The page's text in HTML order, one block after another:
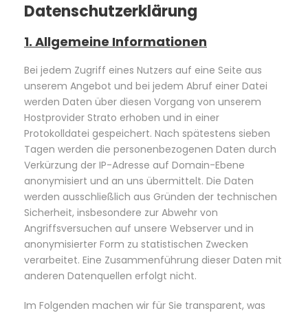
Datenschutzerklärung
1. Allgemeine Informationen
Bei jedem Zugriff eines Nutzers auf eine Seite aus
unserem Angebot und bei jedem Abruf einer Datei
werden Daten über diesen Vorgang von unserem
Hostprovider Strato erhoben und in einer
Protokolldatei gespeichert. Nach spätestens sieben
Tagen werden die personenbezogenen Daten durch
Verkürzung der IP-Adresse auf Domain-Ebene
anonymisiert und an uns übermittelt. Die Daten
werden ausschließlich aus Gründen der technischen
Sicherheit, insbesondere zur Abwehr von
Angriffsversuchen auf unsere Webserver und in
anonymisierter Form zu statistischen Zwecken
verarbeitet. Eine Zusammenführung dieser Daten mit
anderen Datenquellen erfolgt nicht.
Im Folgenden machen wir für Sie transparent, was